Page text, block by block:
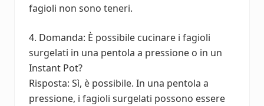
fagioli non sono teneri.
4. Domanda: È possibile cucinare i fagioli
surgelati in una pentola a pressione o in un
Instant Pot?
Risposta: Sì, è possibile. In una pentola a
pressione, i fagioli surgelati possono essere